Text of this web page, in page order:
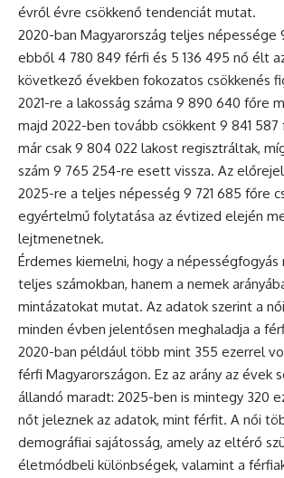
évről évre csökkenő tendenciát mutat.
2020-ban Magyarország teljes népessége
ebből 4 780 849 férfi és 5 136 495 nő élt
következő években fokozatos csökkenés
2021-re a lakosság száma 9 890 640 főre
majd 2022-ben tovább csökkent 9 841 587
már csak 9 804 022 lakost regisztráltak,
szám 9 765 254-re esett vissza. Az
2025-re a teljes népesség 9 721 685 főre
egyértelmű folytatása az évtized elején
lejtmenetnek.
Érdemes kiemelni, hogy a népességfogyás
teljes számokban, hanem a nemek
mintázatokat mutat. Az adatok szerint a
minden évben jelentősen meghaladja a
2020-ban például több mint 355 ezerrel
férfi Magyarországon. Ez az arány az évek
állandó maradt: 2025-ben is mintegy 320
nőt jeleznek az adatok, mint férfit. A női
demográfiai sajátosság, amely az eltérő
életmódbeli különbségek, valamint a